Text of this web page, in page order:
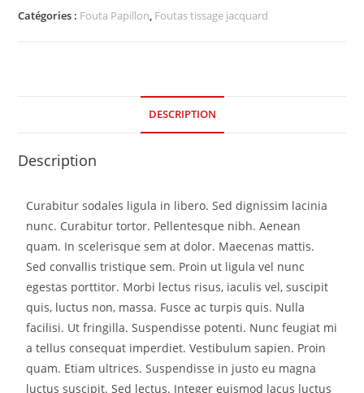
Catégories : Fouta Papillon, Foutas tissage jacquard
DESCRIPTION
Description
Curabitur sodales ligula in libero. Sed dignissim lacinia
nunc. Curabitur tortor. Pellentesque nibh. Aenean
quam. In scelerisque sem at dolor. Maecenas mattis.
Sed convallis tristique sem. Proin ut ligula vel nunc
egestas porttitor. Morbi lectus risus, iaculis vel, suscipit
quis, luctus non, massa. Fusce ac turpis quis. Nulla
facilisi. Ut fringilla. Suspendisse potenti. Nunc feugiat mi
a tellus consequat imperdiet. Vestibulum sapien. Proin
quam. Etiam ultrices. Suspendisse in justo eu magna
luctus suscipit. Sed lectus. Integer euismod lacus luctus